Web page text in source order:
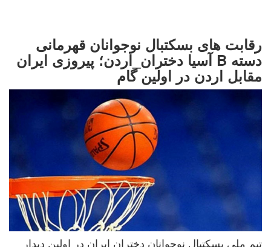
رقابت های بسکتبال نوجوانان قهرمانی
دسته B آسیا دختران_اردن؛ پیروزی ایران
مقابل اردن در اولین گام
تیم ملی بسکتبال نوجوانان دختران ایران در اولین دیدار